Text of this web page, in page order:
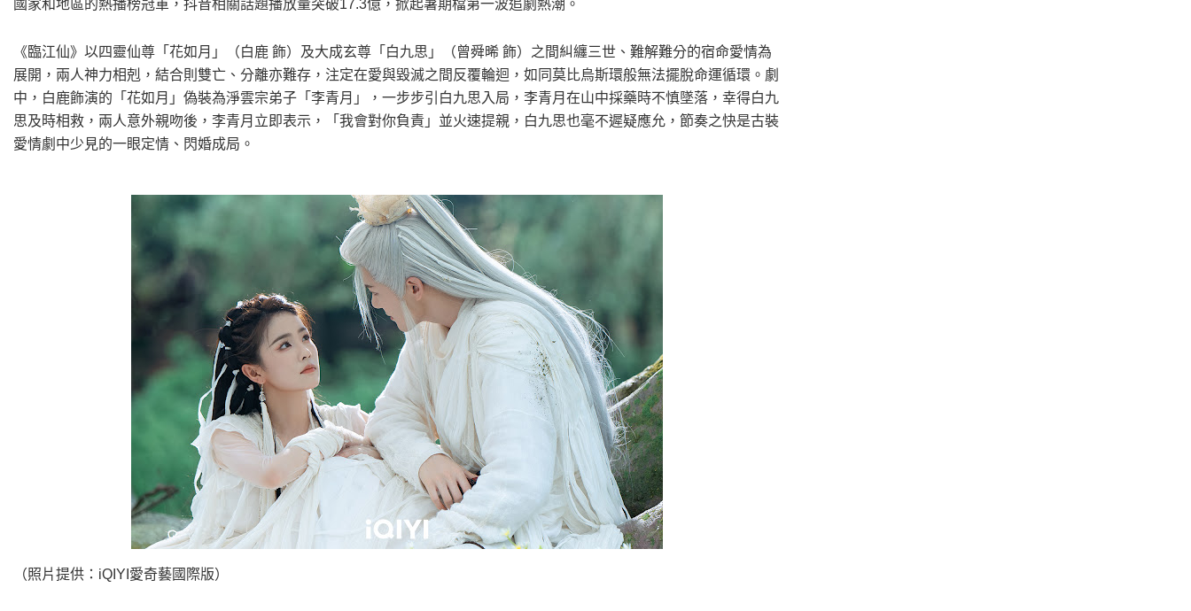
國家和地區的熱播榜冠軍，抖音相關話題播放量突破17.3億，掀起暑期檔第一波追劇熱潮。
《臨江仙》以四靈仙尊「花如月」（白鹿 飾）及大成玄尊「白九思」（曾舜晞 飾）之間糾纏三世、難解難分的宿命愛情為
展開，兩人神力相剋，結合則雙亡、分離亦難存，注定在愛與毀滅之間反覆輪迴，如同莫比烏斯環般無法擺脫命運循環。劇
中，白鹿飾演的「花如月」偽裝為淨雲宗弟子「李青月」，一步步引白九思入局，李青月在山中採藥時不慎墜落，幸得白九
思及時相救，兩人意外親吻後，李青月立即表示，「我會對你負責」並火速提親，白九思也毫不遲疑應允，節奏之快是古裝
愛情劇中少見的一眼定情、閃婚成局。
（照片提供：iQIYI愛奇藝國際版）